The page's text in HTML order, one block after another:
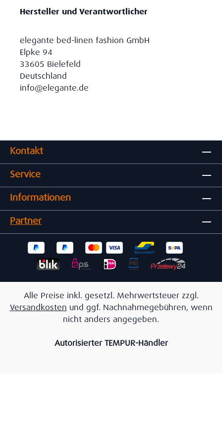
Hersteller und Verantwortlicher
elegante bed-linen fashion GmbH
Elpke 94
33605 Bielefeld
Deutschland
info@elegante.de
Kontakt
Service
Informationen
Partner
Alle Preise inkl. gesetzl. Mehrwertsteuer zzgl.
Versandkosten und ggf. Nachnahmegebühren, wenn
nicht anders angegeben.
Autorisierter TEMPUR-Händler